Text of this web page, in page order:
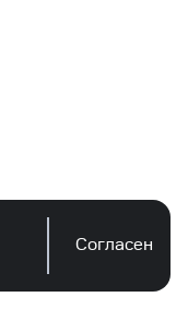
Согласен